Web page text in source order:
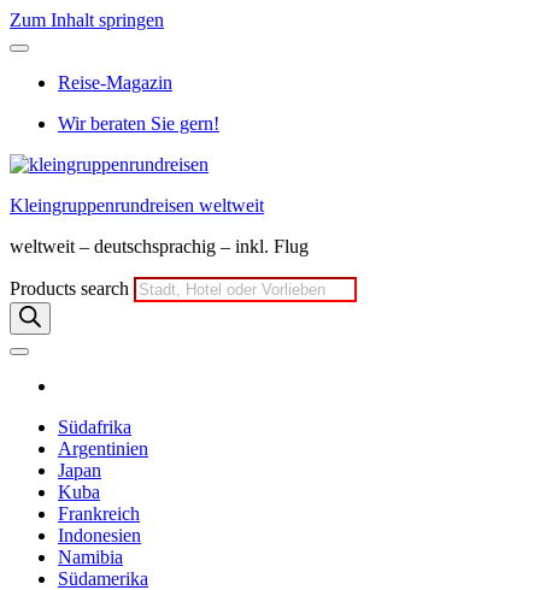
Zum Inhalt springen
Reise-Magazin
Wir beraten Sie gern!
Kleingruppenrundreisen weltweit
weltweit – deutschsprachig – inkl. Flug
Products search
Südafrika
Argentinien
Japan
Kuba
Frankreich
Indonesien
Namibia
Südamerika